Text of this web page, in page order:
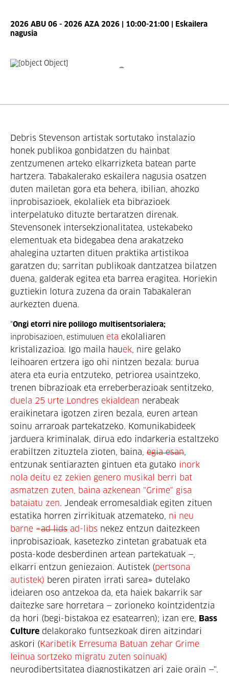
2026 ABU 06 - 2026 AZA 2026 | 10:00-21:00 | Eskailera
nagusia
Debris Stevenson artistak sortutako instalazio
honek publikoa gonbidatzen du hainbat
zentzumenen arteko elkarrizketa batean parte
hartzera. Tabakalerako eskailera nagusia osatzen
duten mailetan gora eta behera, ibilian, ahozko
inprobisazioek, ekolaliek eta bibrazioek
interpelatuko dituzte bertaratzen direnak.
Stevensonek intersekzionalitatea, ustekabeko
elementuak eta bidegabea dena arakatzeko
ahalegina uztarten dituen praktika artistikoa
garatzen du; sarritan publikoak dantzatzea bilatzen
duena, galderak egitea eta barrea eragitea. Horiekin
guztiekin lotura zuzena da orain Tabakaleran
aurkezten duena.
"Ongi etorri nire polilogo multisentsorialera;
inprobisazioen, estimuluen eta ekolaliaren
kristalizazioa. Igo maila hauek , nire gelako
leihoaren ertzera igo ohi nintzen bezala: burua
atera eta euria entzuteko, petriorea usaintzeko,
duela 25 urte Londres ekialdean nerabeak
eraikinetara igotzen ziren bezala, euren artean
soinu arraroak partekatzeko. Komunikabideek
jarduera kriminalak, dirua edo indarkeria estaltzeko
erabiltzen zituztela zioten, baina, egia esan
entzunak sentiarazten gintuen eta gutako inork
nola deitu ez zekien genero musikal berri bat
asmatzen zuten, baina azkenean "Grime" gisa
bataiatu zen. Jendeak erromesaldiak egiten zituen
estatika horren zirrikituak atzemateko, ni neu
barne =ad lids ad-libs nekez entzun daitezkeen
inprobisazioak, kasetezko zintetan grabatuak eta
posta-kode desberdinen artean partekatuak —,
elkarri entzun geniezaion. Autistek (pertsona
autistek) beren piraten irrati sarea» dutelako
ideiaren oso antzekoa da, eta haiek bakarrik sar
daitezke sare horretara — zorioneko kointzidentzia
da hori (begi-bistakoa ez esatearren); izan ere,
Bass
Culture delakorako funtsezkoak diren aitzindari
askori (Karibetik Erresuma Batuan zehar Grime
leinua sortzeko migratu zuten soinuak)
neurodibertsitatea diagnostikatzen ari zaie orain —".